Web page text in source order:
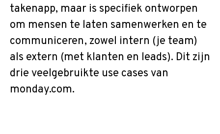
takenapp, maar is specifiek ontworpen
om mensen te laten samenwerken en te
communiceren, zowel intern (je team)
als extern (met klanten en leads). Dit zijn
drie veelgebruikte use cases van
monday.com.